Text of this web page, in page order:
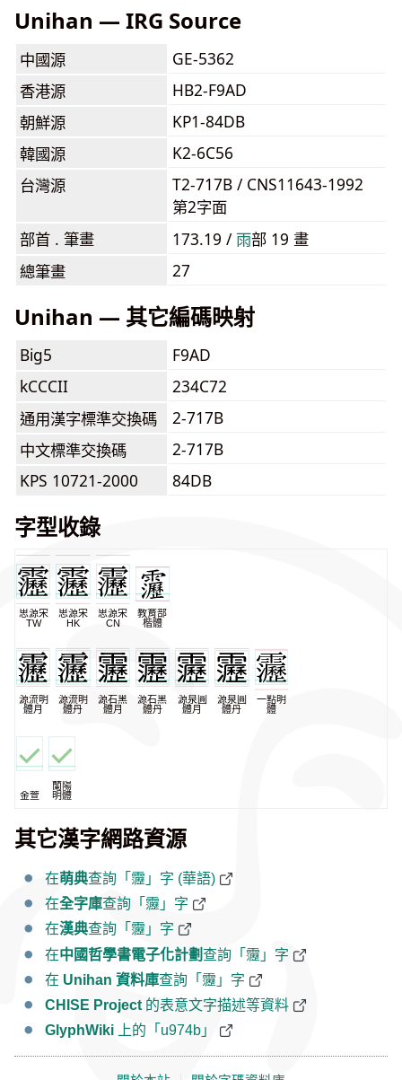
Unihan — IRG Source
中國源
GE-5362
香港源
HB2-F9AD
朝鮮源
KP1-84DB
韓國源
K2-6C56
台灣源
T2-717B / CNS11643-1992
第2字面
部首 . 筆畫
173.19 / ⾬部 19 畫
總筆畫
27
Unihan — 其它編碼映射
Big5
F9AD
kCCCII
234C72
通用漢字標準交換碼
2-717B
中文標準交換碼
2-717B
KPS 10721-2000
84DB
字型收錄
思源宋
TW
思源宋
HK
思源宋
CN
教育部
楷體
源流明
體月
源流明
體丹
源石黑
體月
源石黑
體丹
源泉圓
體月
源泉圓
體丹
一點明
體
金萱
蘭陽
明體
其它漢字網路資源
在萌典查詢「靋」字 (華語)
在全字庫查詢「靋」字
在漢典查詢「靋」字
在中國哲學書電子化計劃查詢「靋」字
在 Unihan 資料庫查詢「靋」字
CHISE Project 的表意文字描述等資料
GlyphWiki 上的「u974b」